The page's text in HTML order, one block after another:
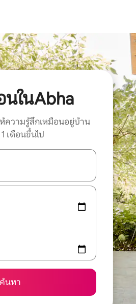
ในAbha
วามรู้สึกเหมือนอยู่บ้าน
เดือนขึ้นไป
มผัสหรือปัด เพื่อสำรวจผลการค้นหา
ค้นหา